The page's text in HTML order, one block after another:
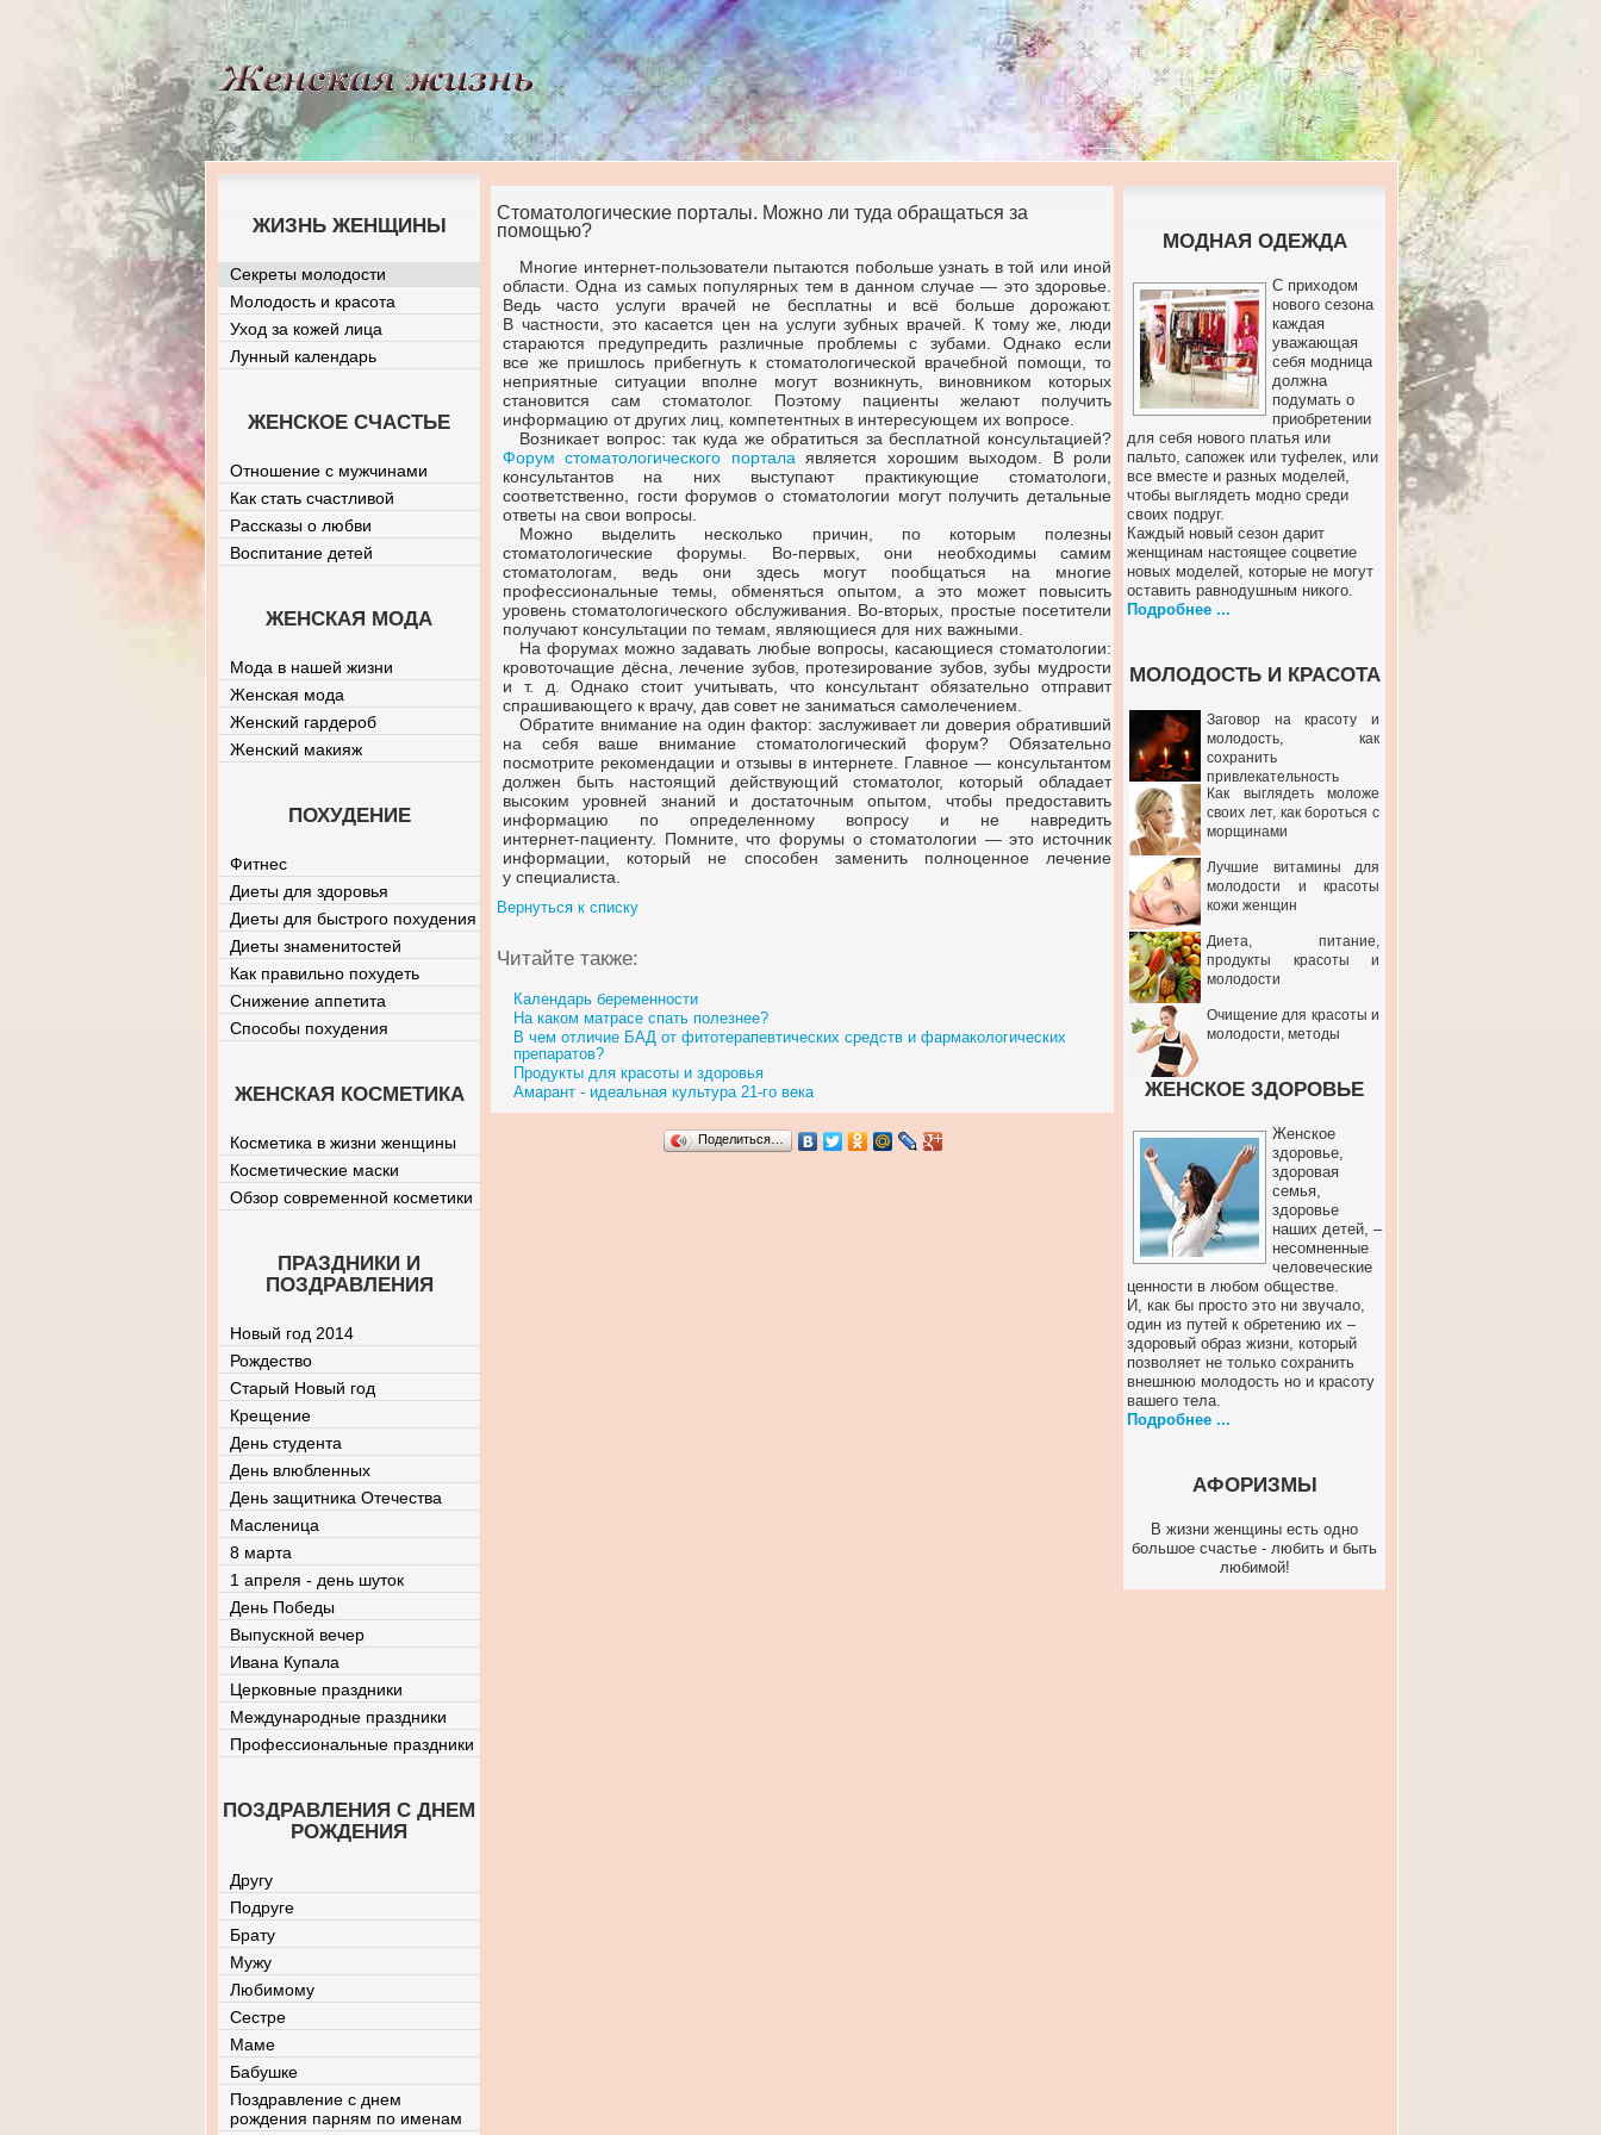
Стоматологические порталы. Можно ли туда обращаться за
помощью?
Многие интернет-пользователи пытаются побольше узнать в той или иной
области. Одна из самых популярных тем в данном случае — это здоровье.
Ведь часто услуги врачей не бесплатны и всё больше дорожают.
В частности, это касается цен на услуги зубных врачей. К тому же, люди
стараются предупредить различные проблемы с зубами. Однако если
все же пришлось прибегнуть к стоматологической врачебной помощи, то
неприятные ситуации вполне могут возникнуть, виновником которых
становится сам стоматолог. Поэтому пациенты желают получить
информацию от других лиц, компетентных в интересующем их вопросе.
Возникает вопрос: так куда же обратиться за бесплатной консультацией?
Форум стоматологического портала является хорошим выходом. В роли
консультантов на них выступают практикующие стоматологи,
соответственно, гости форумов о стоматологии могут получить детальные
ответы на свои вопросы.
Можно выделить несколько причин, по которым полезны
стоматологические форумы. Во-первых,
они необходимы самим
стоматологам, ведь они здесь могут пообщаться на многие
профессиональные темы, обменяться опытом, а это может повысить
уровень стоматологического обслуживания. Во-вторых,
простые посетители
получают консультации по темам, являющиеся для них важными.
На форумах можно задавать любые вопросы, касающиеся стоматологии:
кровоточащие дёсна, лечение зубов, протезирование зубов, зубы мудрости
и т. д. Однако стоит учитывать, что консультант обязательно отправит
спрашивающего к врачу, дав совет не заниматься самолечением.
Обратите внимание на один фактор: заслуживает ли доверия обративший
на себя ваше внимание стоматологический форум? Обязательно
посмотрите рекомендации и отзывы в интернете. Главное — консультантом
должен быть настоящий действующий стоматолог, который обладает
высоким уровней знаний и достаточным опытом, чтобы предоставить
информацию по определенному вопросу и не навредить
интернет-пациенту.
Помните, что форумы о стоматологии — это источник
информации, который не способен заменить полноценное лечение
у специалиста.
Вернуться к списку
Читайте также:
Календарь беременности
На каком матрасе спать полезнее?
В чем отличие БАД от фитотерапевтических средств и фармакологических
препаратов?
Продукты для красоты и здоровья
Амарант - идеальная культура 21-го века
Поделиться…
МОДНАЯ ОДЕЖДА
С приходом
нового сезона
каждая
уважающая
себя модница
должна
подумать о
приобретении
для себя нового платья или
пальто, сапожек или туфелек, или
все вместе и разных моделей,
чтобы выглядеть модно среди
своих подруг.
Каждый новый сезон дарит
женщинам настоящее соцветие
новых моделей, которые не могут
оставить равнодушным никого.
Подробнее ...
МОЛОДОСТЬ И КРАСОТА
Заговор на красоту и
молодость, как
сохранить
привлекательность
Как выглядеть моложе
своих лет, как бороться с
морщинами
Лучшие витамины для
молодости и красоты
кожи женщин
Диета, питание,
продукты красоты и
молодости
Очищение для красоты и
молодости, методы
ЖЕНСКОЕ ЗДОРОВЬЕ
Женское
здоровье,
здоровая
семья,
здоровье
наших детей, –
несомненные
человеческие
ценности в любом обществе.
И, как бы просто это ни звучало,
один из путей к обретению их –
здоровый образ жизни, который
позволяет не только сохранить
внешнюю молодость но и красоту
вашего тела.
Подробнее ...
АФОРИЗМЫ
В жизни женщины есть одно
большое счастье - любить и быть
любимой!
ЖИЗНЬ ЖЕНЩИНЫ
Секреты молодости
Молодость и красота
Уход за кожей лица
Лунный календарь
ЖЕНСКОЕ СЧАСТЬЕ
Отношение с мужчинами
Как стать счастливой
Рассказы о любви
Воспитание детей
ЖЕНСКАЯ МОДА
Мода в нашей жизни
Женская мода
Женский гардероб
Женский макияж
ПОХУДЕНИЕ
Фитнес
Диеты для здоровья
Диеты для быстрого похудения
Диеты знаменитостей
Как правильно похудеть
Снижение аппетита
Способы похудения
ЖЕНСКАЯ КОСМЕТИКА
Косметика в жизни женщины
Косметические маски
Обзор современной косметики
ПРАЗДНИКИ И
ПОЗДРАВЛЕНИЯ
Новый год 2014
Рождество
Старый Новый год
Крещение
День студента
День влюбленных
День защитника Отечества
Масленица
8 марта
1 апреля - день шуток
День Победы
Выпускной вечер
Ивана Купала
Церковные праздники
Международные праздники
Профессиональные праздники
ПОЗДРАВЛЕНИЯ С ДНЕМ
РОЖДЕНИЯ
Другу
Подруге
Брату
Мужу
Любимому
Сестре
Маме
Бабушке
Поздравление с днем
рождения парням по именам